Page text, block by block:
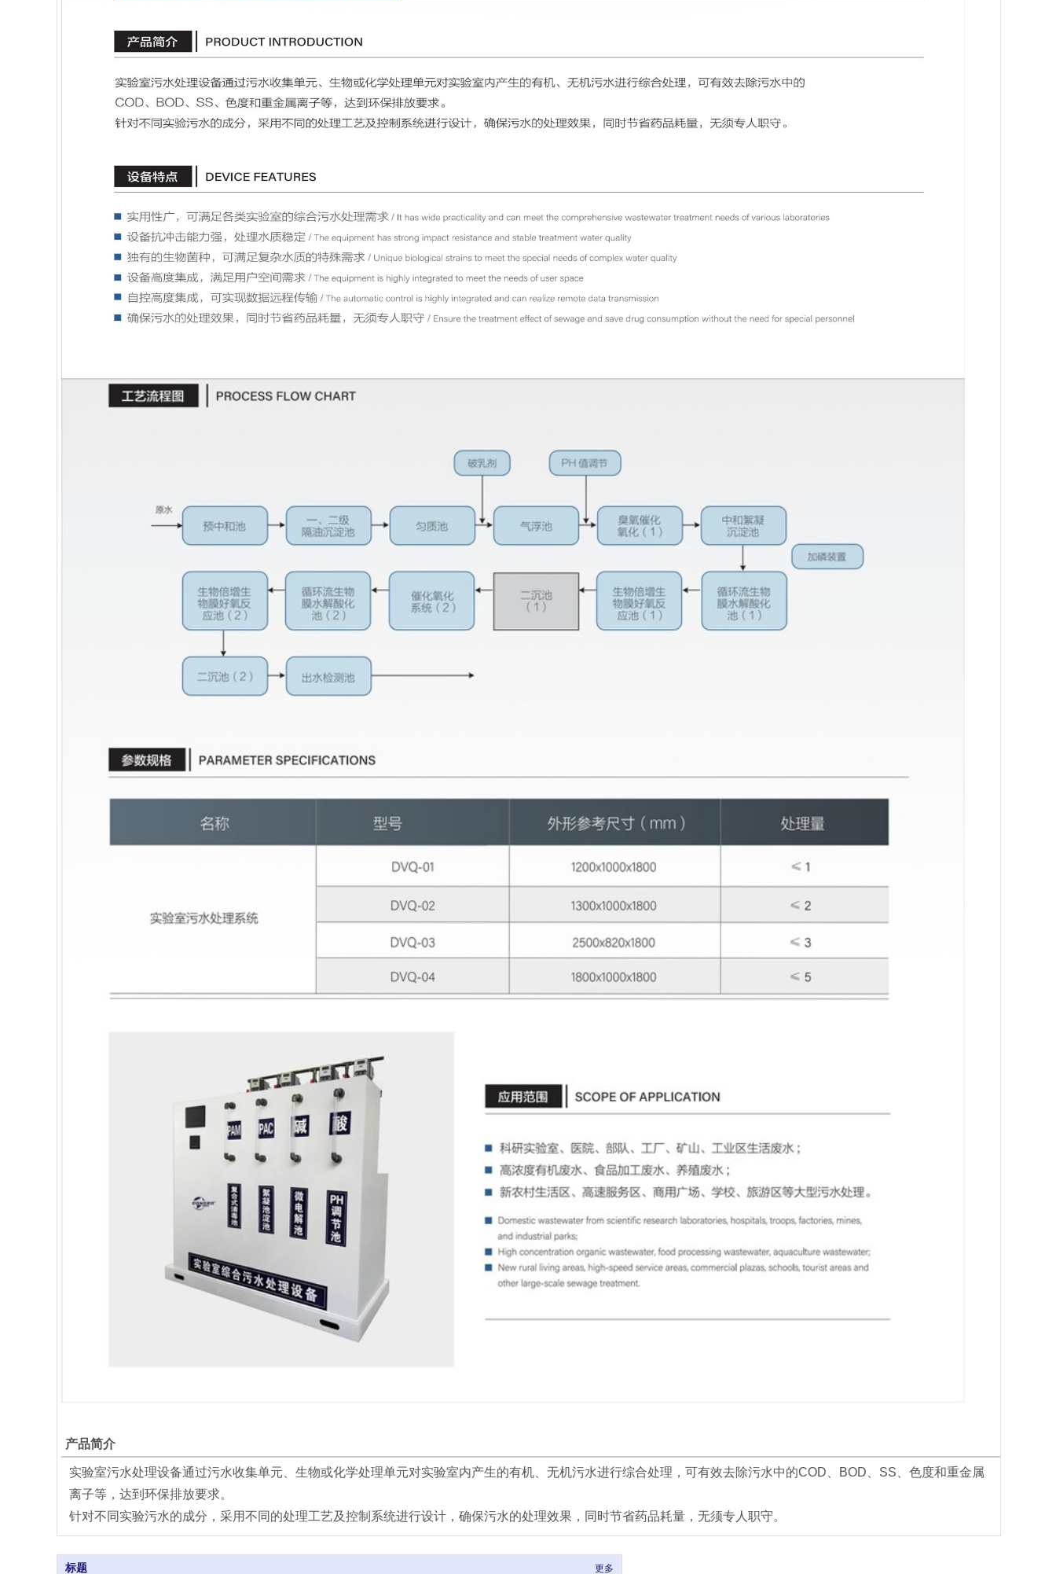
产品简介
实验室污水处理设备通过污水收集单元、生物或化学处理单元对实验室内产生的有机、无机污水进行综合处理，可有效去除污水中的COD、BOD、SS、色度和重金属
离子等，达到环保排放要求。
针对不同实验污水的成分，采用不同的处理工艺及控制系统进行设计，确保污水的处理效果，同时节省药品耗量，无须专人职守。
标题 更多